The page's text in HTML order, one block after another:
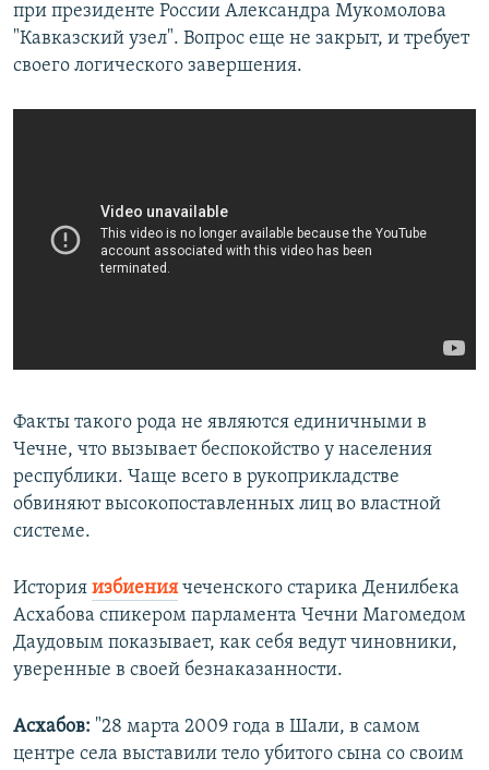
при президенте России Александра Мукомолова
"Кавказский узел". Вопрос еще не закрыт, и требует
своего логического завершения.
Факты такого рода не являются единичными в
Чечне, что вызывает беспокойство у населения
республики. Чаще всего в рукоприкладстве
обвиняют высокопоставленных лиц во властной
системе.
История избиения чеченского старика Денилбека
Асхабова спикером парламента Чечни Магомедом
Даудовым показывает, как себя ведут чиновники,
уверенные в своей безнаказанности.
Асхабов: "28 марта 2009 года в Шали, в самом
центре села выставили тело убитого сына со своим